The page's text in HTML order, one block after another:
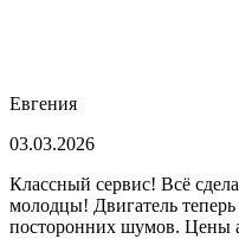
Евгения
03.03.2026
Классный сервис! Всё
молодцы! Двигатель
посторонних шумов. Цены